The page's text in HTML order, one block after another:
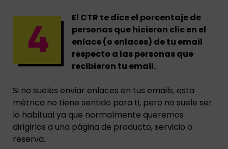
El CTR te dice el porcentaje de
personas que hicieron clic en el
enlace (o enlaces) de tu email
respecto a las personas que
recibieron tu email.
Si no sueles enviar enlaces en tus emails, esta
métrica no tiene sentido para ti, pero no suele ser
lo habitual ya que normalmente queremos
dirigirlos a una página de producto, servicio o
reserva.